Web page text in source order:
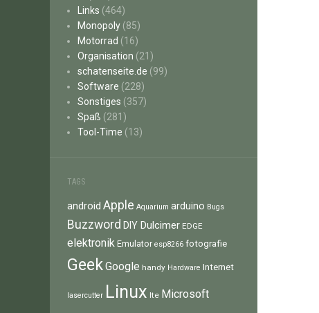
Links (464)
Monopoly (85)
Motorrad (16)
Organisation (21)
schatenseite.de (99)
Software (228)
Sonstiges (357)
Spaß (281)
Tool-Time (13)
TAGS
android Apple Aquarium arduino Bugs
Buzzword DIY Dulcimer EDGE
elektronik Emulator esp8266 fotografie
GeekGoogle handy Hardware Internet
lasercutter Linux lte Microsoft